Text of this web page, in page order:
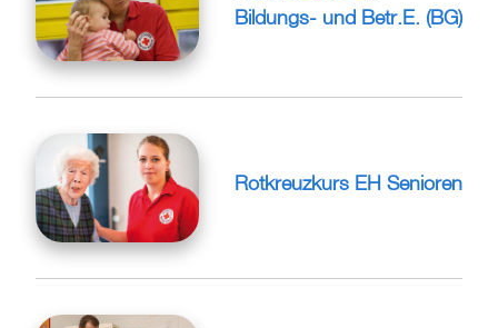
Bildungs- und Betr.E. (BG)
Rotkreuzkurs EH Senioren